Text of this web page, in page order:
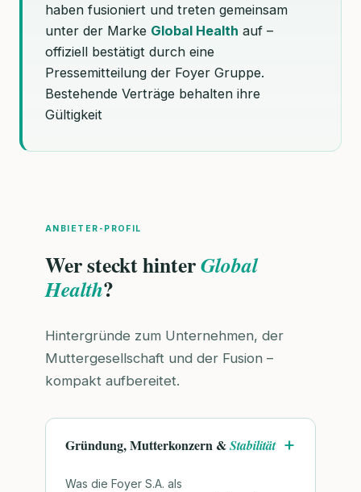
haben fusioniert und treten gemeinsam
unter der Marke Global Health auf –
offiziell bestätigt durch eine
Pressemitteilung der Foyer Gruppe.
Bestehende Verträge behalten ihre
Gültigkeit
ANBIETER-PROFIL
Wer steckt hinterGlobal
Health?
Hintergründe zum Unternehmen, der
Muttergesellschaft und der Fusion –
kompakt aufbereitet.
Gründung, Mutterkonzern &Stabilität
Was die Foyer S.A. als